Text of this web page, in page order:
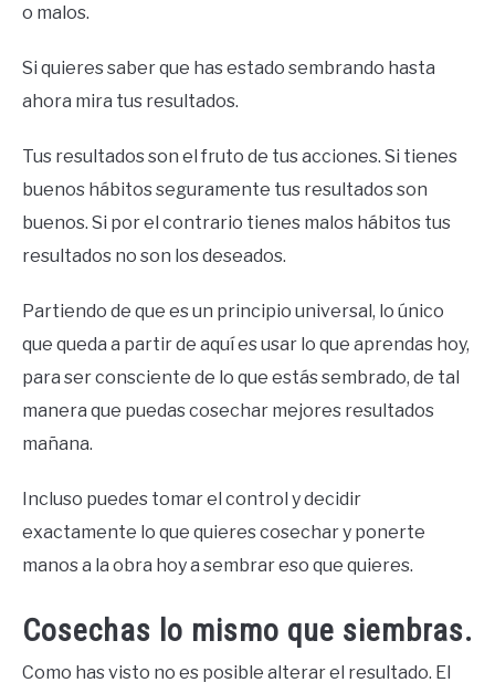
o malos.
Si quieres saber que has estado sembrando hasta
ahora mira tus resultados.
Tus resultados son el fruto de tus acciones. Si tienes
buenos hábitos seguramente tus resultados son
buenos. Si por el contrario tienes malos hábitos tus
resultados no son los deseados.
Partiendo de que es un principio universal, lo único
que queda a partir de aquí es usar lo que aprendas hoy,
para ser consciente de lo que estás sembrado, de tal
manera que puedas cosechar mejores resultados
mañana.
Incluso puedes tomar el control y decidir
exactamente lo que quieres cosechar y ponerte
manos a la obra hoy a sembrar eso que quieres.
Cosechas lo mismo que siembras.
Como has visto no es posible alterar el resultado. El